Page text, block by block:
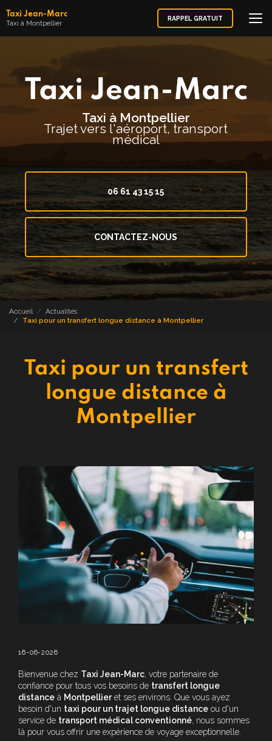
au
contenu
Taxi Jean-Marc
Taxi à Montpellier
RAPPEL GRATUIT
Taxi à Montpellier
Trajet vers l'aéroport, transport
médical
06 61 43 15 15
CONTACTEZ-NOUS
Accueil
Actualités
Taxi pour un transfert longue distance à Montpellier
Taxi pour un transfert
longue distance à
Montpellier
16-06-2026
Bienvenue chez Taxi Jean-Marc, votre partenaire de
confiance pour tous vos besoins de transfert longue
distance à Montpellieret ses environs. Que vous ayez
besoin d'un taxi pour un trajet longue distance ou d'un
service de transport médical conventionné, nous sommes
là pour vous offrir une expérience de voyage exceptionnelle.